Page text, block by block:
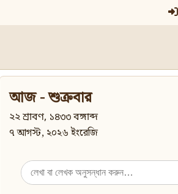
আজ - শুক্রবার
২২ শ্রাবণ, ১৪৩৩ বঙ্গাব্দ
৭ আগস্ট, ২০২৬ ইংরেজি
Search
for: